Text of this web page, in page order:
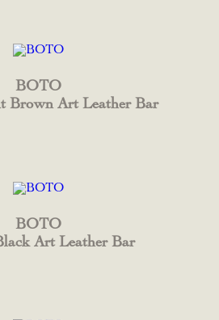
BOTO
Brown Art Leather Bar
BOTO
Art Leather Bar